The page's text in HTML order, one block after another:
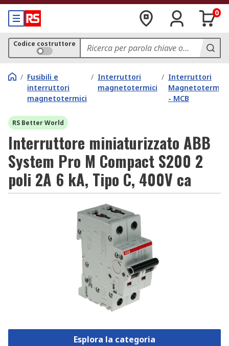
0
Codice costruttore
/ Fusibili e
interruttori
magnetotermici
/ Interruttori
magnetotermici
/ Interruttori
Magnetotermici
- MCB
RS Better World
Interruttore miniaturizzato ABB
System Pro M Compact S200 2
poli 2A 6 kA, Tipo C, 400V ca
Esplora la categoria